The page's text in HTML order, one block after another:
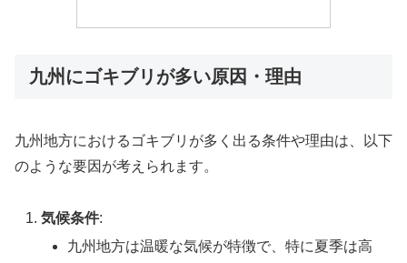
九州にゴキブリが多い原因・理由
九州地方におけるゴキブリが多く出る条件や理由は、以下
のような要因が考えられます。
気候条件:
九州地方は温暖な気候が特徴で、特に夏季は高